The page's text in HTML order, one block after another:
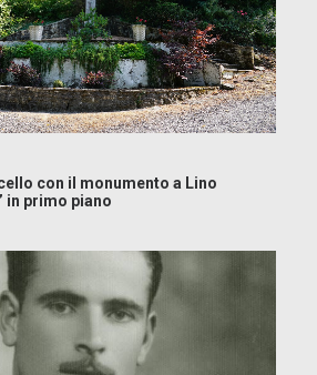
con il monumento a Lino
in primo piano